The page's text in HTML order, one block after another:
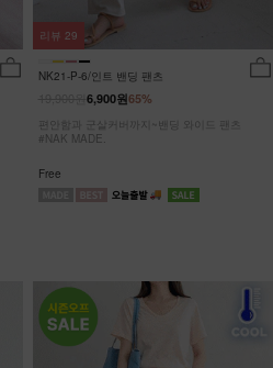
NK21-P-6/인트 밴딩 팬츠
65%
6,900원
편안함과 군살커버까지~밴딩 와이드 팬츠
#NAK MADE.
Free
리뷰 29